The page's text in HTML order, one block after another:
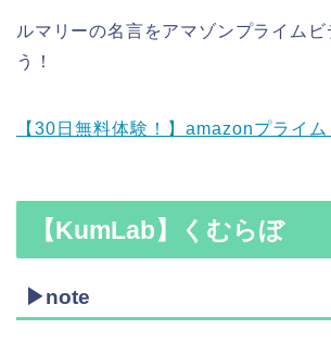
ルマリーの名言をアマゾンプライムビ
う！
【30日無料体験！】amazonプライム
【KumLab】くむらぼ
▶note